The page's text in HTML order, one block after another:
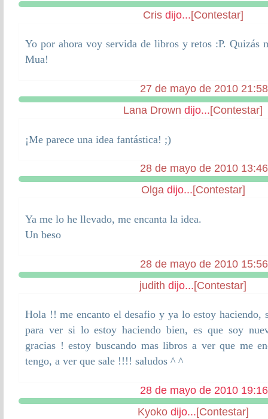
Crisdijo...[Contestar]
Yo por ahora voy servida de libros y retos :P. Quizás
Mua!
27 de mayo de 2010 21:58
Lana Drown dijo...[Contestar]
¡Me parece una idea fantástica! ;)
28 de mayo de 2010 13:46
Olgadijo...[Contestar]
Ya me lo he llevado, me encanta la idea.
Un beso
28 de mayo de 2010 15:56
judith dijo...[Contestar]
Hola !! me encanto el desafio y ya lo estoy haciendo,
para ver si lo estoy haciendo bien, es que soy
gracias ! estoy buscando mas libros a ver que me
tengo, a ver que sale !!!! saludos ^ ^
28 de mayo de 2010 19:16
Kyokodijo...[Contestar]